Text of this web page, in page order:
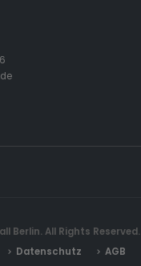
Berlin. All Rights Reserved.
Datenschutz AGB